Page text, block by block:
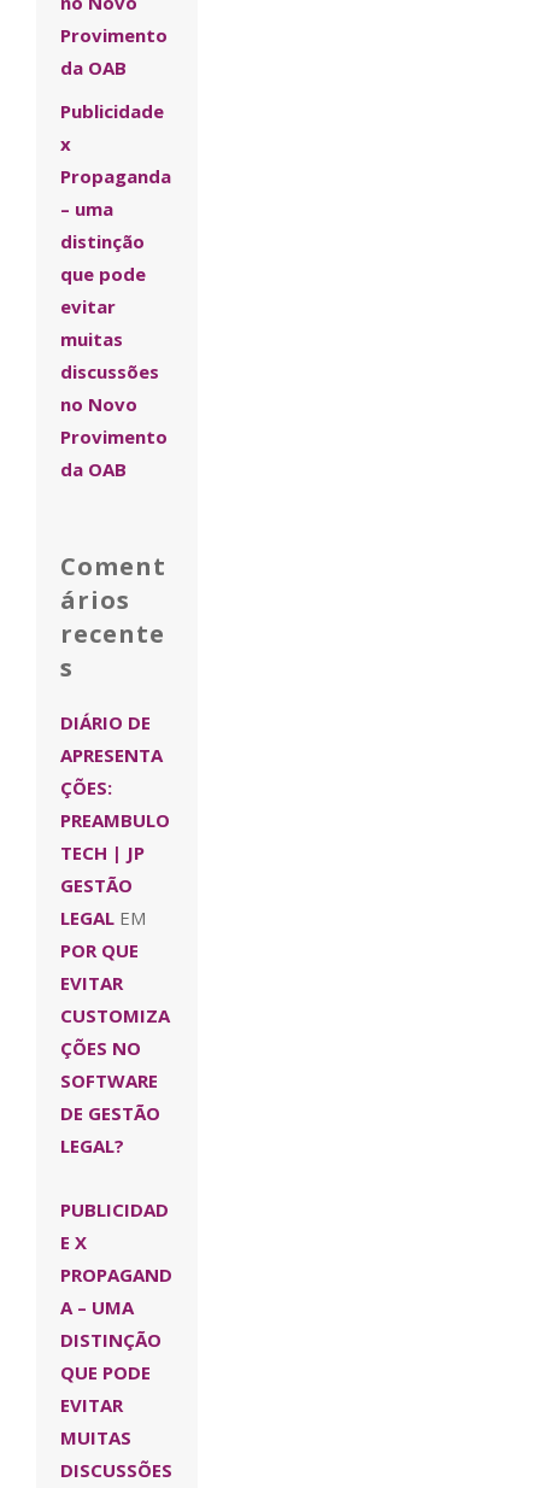
Provimento
da OAB
Publicidade
x
Propaganda
– uma
distinção
que pode
evitar
muitas
discussões
no Novo
Provimento
da OAB
Coment
ários
recente
s
DIÁRIO DE
APRESENTA
ÇÕES:
PREAMBULO
TECH | JP
GESTÃO
LEGAL EM
POR QUE
EVITAR
CUSTOMIZA
ÇÕES NO
SOFTWARE
DE GESTÃO
LEGAL?
PUBLICIDAD
E X
PROPAGAND
A – UMA
DISTINÇÃO
QUE PODE
EVITAR
MUITAS
DISCUSSÕES